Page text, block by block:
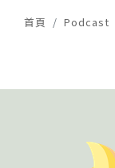
好眠寶寶 X
4個月-3歲
首頁 Podcast